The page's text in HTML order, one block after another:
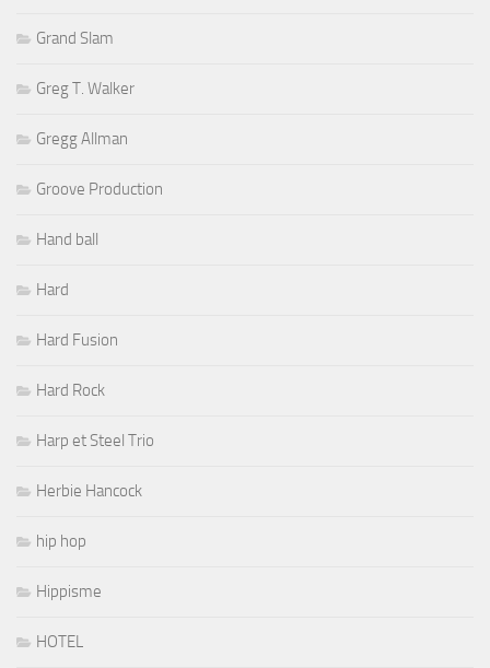
Grand Slam
Greg T. Walker
Gregg Allman
Groove Production
Hand ball
Hard
Hard Fusion
Hard Rock
Harp et Steel Trio
Herbie Hancock
hip hop
Hippisme
HOTEL